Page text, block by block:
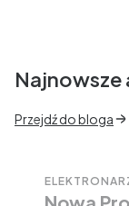
Najnowsze
Przejdź do bloga